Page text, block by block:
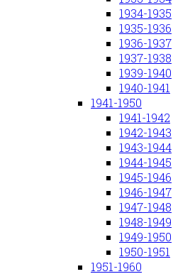
1934-1935
1935-1936
1936-1937
1937-1938
1939-1940
1940-1941
1941-1950
1941-1942
1942-1943
1943-1944
1944-1945
1945-1946
1946-1947
1947-1948
1948-1949
1949-1950
1950-1951
1951-1960